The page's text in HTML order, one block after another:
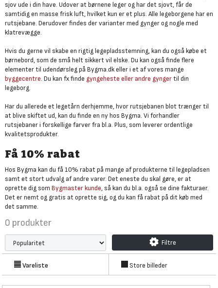
sjov ude i din have. Udover at børnene leger og har det sjovt, får de
samtidig en masse frisk luft, hvilket kun er et plus. Alle legeborgene har en
rutsjebane. Derudover findes der varianter med gynger og nogle med
klatrevægge.
Hvis du gerne vil skabe en rigtig legepladsstemning, kan du også købe et
børnebord, som de små helt sikkert vil elske. Du kan også finde flere
elementer til udendørsleg på Bygma.dk eller i et af vores mange
byggecentre. Du kan fx finde gyngeheste eller andre gyngertil din
legeborg.
Har du allerede et legetårn derhjemme, hvor rutsjebanen blot trænger til
at blive skiftet ud, kan du finde en ny hos Bygma. Vi forhandler
rutsjebaner i forskellige farver fra bl.a. Plus, som leverer ordentlige
kvalitetsprodukter.
Få 10% rabat
Hos Bygma kan du få 10% rabat på mange af produkterne til legepladsen
samt et stort udvalg af andre varer. Det eneste du skal gøre, er at
oprette dig som Bygmaster kunde, så kan du bl.a. også se dine fakturaer.
Det er nemt og gratis at oprette sig, og du kan få rabat på dit køb med
det samme.
0 produkter
Filtre
Vareliste Store billeder